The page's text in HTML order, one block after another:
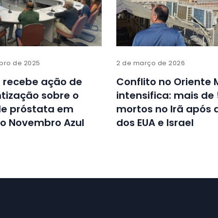
de 2025
ação de
sobre o
próstata em
Novembro Azul
2 de março de 2026
Conflito no Oriente
intensifica: mais de
mortos no Irã após
dos EUA e Israel